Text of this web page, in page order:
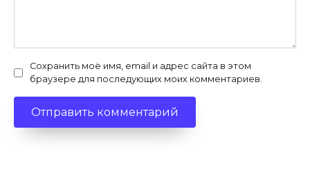
Сохранить моё имя, email и адрес сайта в этом
браузере для последующих моих комментариев.